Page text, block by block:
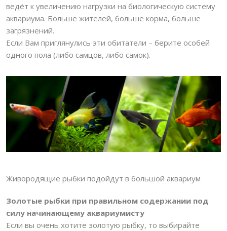
ведёт к увеличению нагрузки на биологическую систему
аквариума. Больше жителей, больше корма, больше
загрязнений.
Если Вам приглянулись эти обитатели – берите особей
одного пола (либо самцов, либо самок).
Живородящие рыбки подойдут в большой аквариум
Золотые рыбки при правильном содержании под
силу начинающему аквариумисту
Если вы очень хотите золотую рыбку, то выбирайте